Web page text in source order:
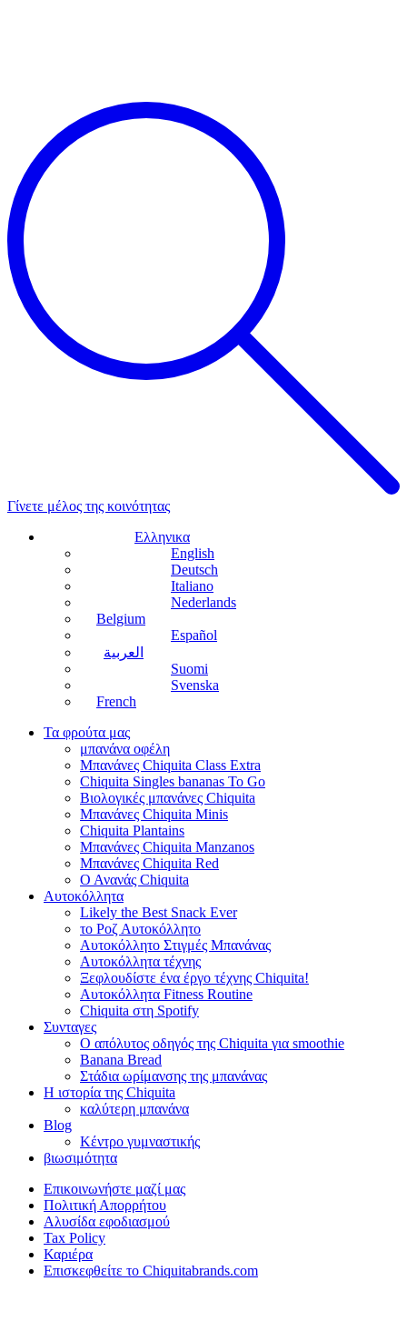
Γίνετε μέλος της κοινότητας
Ελληνικα
English
Deutsch
Italiano
Nederlands
Belgium
Español
العربية
Suomi
Svenska
French
Τα φρούτα μας
μπανάνα οφέλη
Μπανάνες Chiquita Class Extra
Chiquita Singles bananas To Go
Βιολογικές μπανάνες Chiquita
Μπανάνες Chiquita Minis
Chiquita Plantains
Μπανάνες Chiquita Manzanos
Μπανάνες Chiquita Red
Ο Ανανάς Chiquita
Αυτοκόλλητα
Likely the Best Snack Ever
το Ροζ Αυτοκόλλητο
Αυτοκόλλητο Στιγμές Μπανάνας
Αυτοκόλλητα τέχνης
Ξεφλουδίστε ένα έργο τέχνης Chiquita!
Αυτοκόλλητα Fitness Routine
Chiquita στη Spotify
Συνταγες
Ο απόλυτος οδηγός της Chiquita για smoothie
Banana Bread
Στάδια ωρίμανσης της μπανάνας
Η ιστορία της Chiquita
καλύτερη μπανάνα
Blog
Κέντρο γυμναστικής
βιωσιμότητα
Επικοινωνήστε μαζί μας
Πολιτική Απορρήτου
Αλυσίδα εφοδιασμού
Tax Policy
Καριέρα
Επισκεφθείτε το Chiquitabrands.com